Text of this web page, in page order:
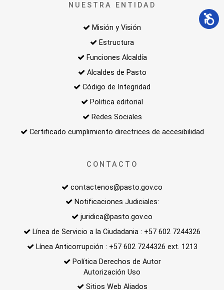
NUESTRA ENTIDAD
Misión y Visión
Estructura
Funciones Alcaldía
Alcaldes de Pasto
Código de Integridad
Politica editorial
Redes Sociales
Certificado cumplimiento directrices de accesibilidad
CONTACTO
contactenos@pasto.gov.co
Notificaciones Judiciales:
juridica@pasto.gov.co
Línea de Servicio a la Ciudadania : +57 602 7244326
Línea Anticorrupción : +57 602 7244326 ext. 1213
Política Derechos de Autor
Autorización Uso
Sitios Web Aliados